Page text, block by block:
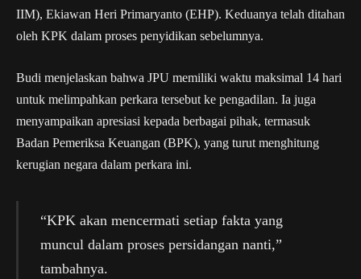
IIM), Ekiawan Heri Primaryanto (EHP). Keduanya telah ditahan
oleh KPK dalam proses penyidikan sebelumnya.
Budi menjelaskan bahwa JPU memiliki waktu maksimal 14 hari
untuk melimpahkan perkara tersebut ke pengadilan. Ia juga
menyampaikan apresiasi kepada berbagai pihak, termasuk
Badan Pemeriksa Keuangan (BPK), yang turut menghitung
kerugian negara dalam perkara ini.
“KPK akan mencermati setiap fakta yang
muncul dalam proses persidangan nanti,”
tambahnya.